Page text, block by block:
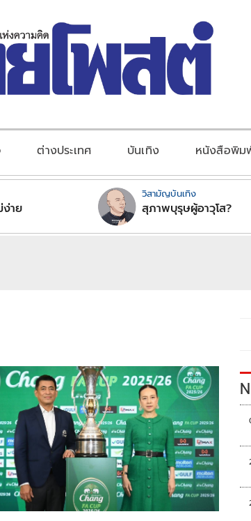
ต่างประเทศ บันเทิง หนังสือพิม
ง่าย
วิสามัญบันเทิง
สุภาพบุรุษผู้อาวุโส?